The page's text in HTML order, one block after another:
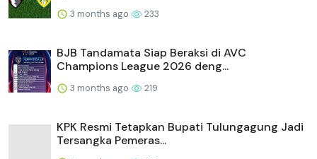
3 months ago 233
BJB Tandamata Siap Beraksi di AVC
Champions League 2026 deng...
3 months ago 219
KPK Resmi Tetapkan Bupati Tulungagung Jadi
Tersangka Pemeras...